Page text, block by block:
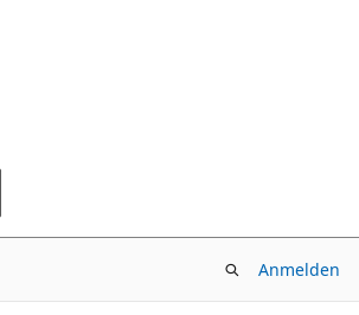
Anmelden